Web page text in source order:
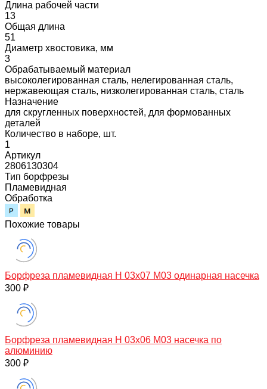
Длина рабочей части
13
Общая длина
51
Диаметр хвостовика, мм
3
Обрабатываемый материал
высоколегированная сталь, нелегированная сталь,
нержавеющая сталь, низколегированная сталь, сталь
Назначение
для скругленных поверхностей, для формованных
деталей
Количество в наборе, шт.
1
Артикул
2806130304
Тип борфрезы
Пламевидная
Обработка
Похожие товары
Борфреза пламевидная H 03х07 M03 одинарная насечка
300 ₽
Борфреза пламевидная H 03х06 M03 насечка по
алюминию
300 ₽